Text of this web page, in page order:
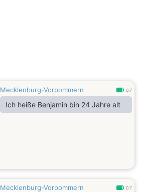
Mecklenburg-Vorpommern 0.7
Ich heiße Benjamin bin 24 Jahre alt
Mecklenburg-Vorpommern 0.7